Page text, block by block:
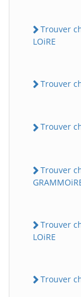
Trouver
LOiRE
Trouver
Trouver
Trouver
Trouver
LOiRE
Trouver